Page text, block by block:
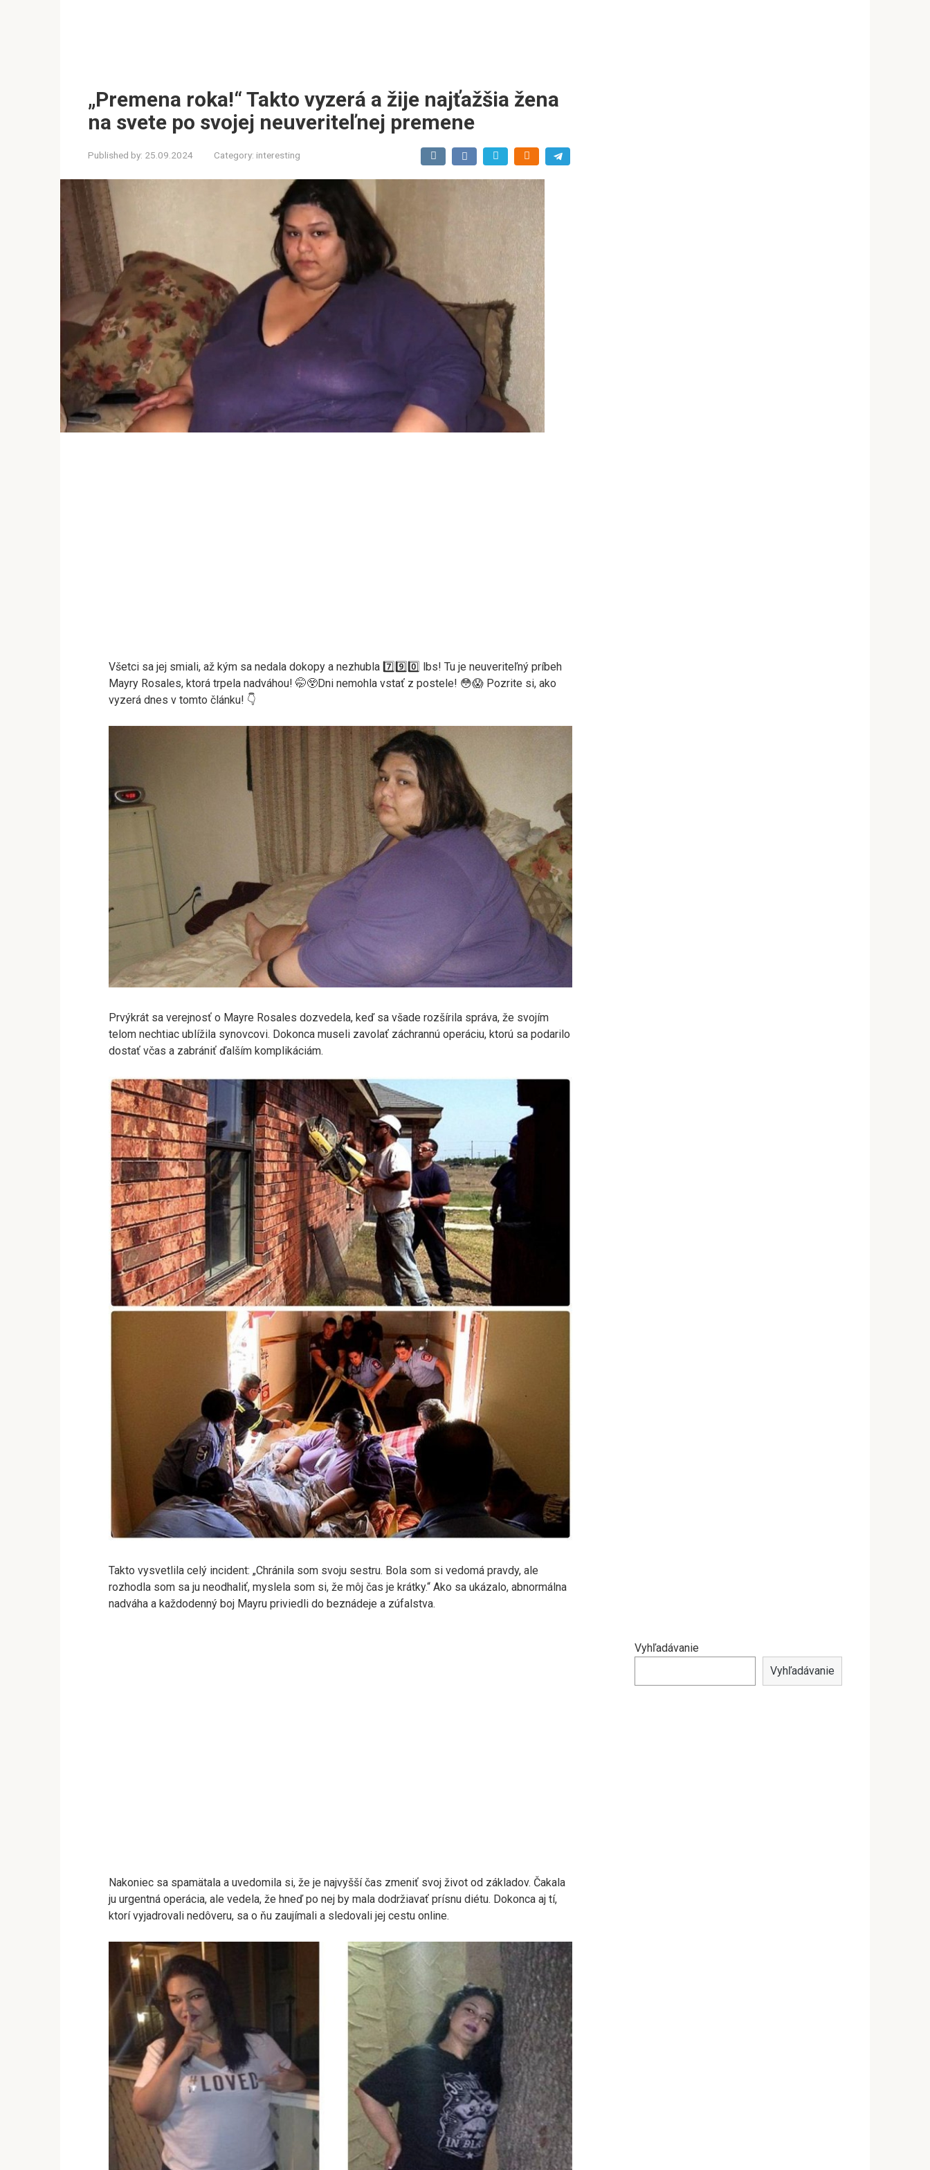
„Premena roka!“ Takto vyzerá a žije najťažšia žena
na svete po svojej neuveriteľnej premene
Published by: 25.09.2024 Category: interesting
Všetci sa jej smiali, až kým sa nedala dokopy a nezhubla 7️⃣9️⃣0️⃣ lbs! Tu je neuveriteľný príbeh
Mayry Rosales, ktorá trpela nadváhou! 🤭😲Dni nemohla vstať z postele! 😳😱 Pozrite si, ako
vyzerá dnes v tomto článku! 👇
Prvýkrát sa verejnosť o Mayre Rosales dozvedela, keď sa všade rozšírila správa, že svojím
telom nechtiac ublížila synovcovi. Dokonca museli zavolať záchrannú operáciu, ktorú sa podarilo
dostať včas a zabrániť ďalším komplikáciám.
Takto vysvetlila celý incident: „Chránila som svoju sestru. Bola som si vedomá pravdy, ale
rozhodla som sa ju neodhaliť, myslela som si, že môj čas je krátky.“ Ako sa ukázalo, abnormálna
nadváha a každodenný boj Mayru priviedli do beznádeje a zúfalstva.
Nakoniec sa spamätala a uvedomila si, že je najvyšší čas zmeniť svoj život od základov. Čakala
ju urgentná operácia, ale vedela, že hneď po nej by mala dodržiavať prísnu diétu. Dokonca aj tí,
ktorí vyjadrovali nedôveru, sa o ňu zaujímali a sledovali jej cestu online.
Vyhľadávanie
Vyhľadávanie